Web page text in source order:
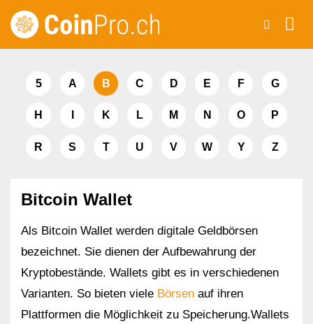
Zum
Inhalt
5 A B C D E F G
H K L M N O P
R S T U V W Y Z
Bitcoin Wallet
Als Bitcoin Wallet werden digitale Geldbörsen
bezeichnet. Sie dienen der Aufbewahrung der
Kryptobestände. Wallets gibt es in verschiedenen
Varianten. So bieten viele Börsen auf ihren
Plattformen die Möglichkeit zu Speicherung.Wallets